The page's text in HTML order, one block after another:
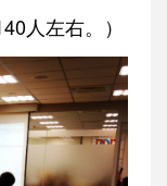
人左右。）